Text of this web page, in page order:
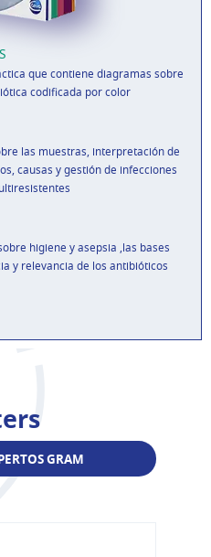
que contiene diagramas sobre
codificada por color
las muestras, interpretación de
causas y gestión de infecciones
higiene y asepsia ,las bases
y relevancia de los antibióticos
GRAM